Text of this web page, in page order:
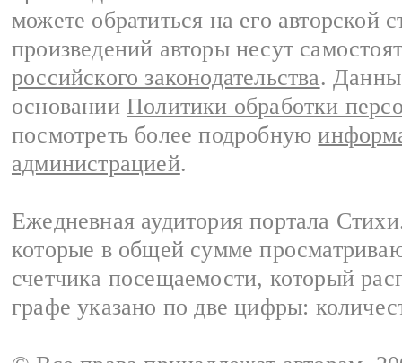
можете обратиться на его авторской
произведений авторы несут
российского законодательства.
основании Политики обработки
посмотреть более подробную
администрацией.
Ежедневная аудитория портала
которые в общей сумме
счетчика посещаемости, который
графе указано по две цифры: